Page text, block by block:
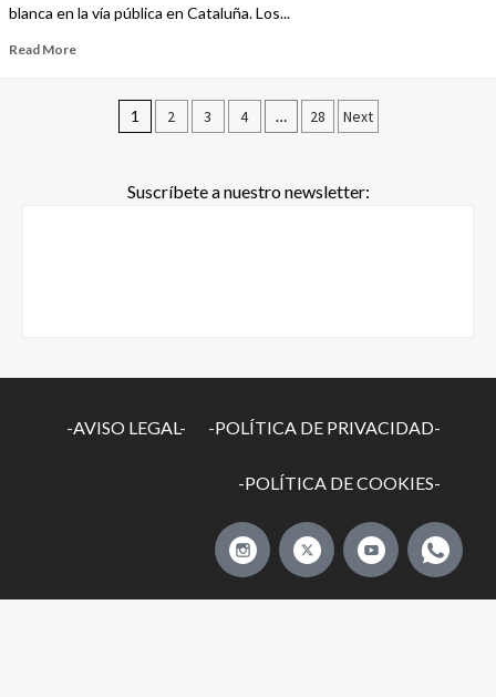
blanca en la vía pública en Cataluña. Los...
Read More
1 2 3 4 … 28 Next
Suscríbete a nuestro newsletter:
-AVISO LEGAL- -POLÍTICA DE PRIVACIDAD-
-POLÍTICA DE COOKIES-